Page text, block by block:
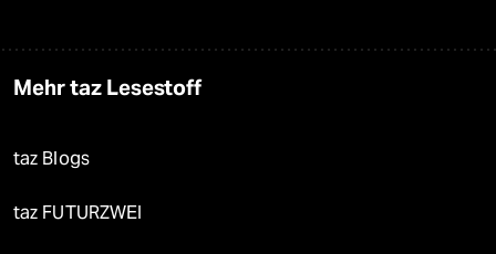
Mehr taz Lesestoff
taz Blogs
taz FUTURZWEI